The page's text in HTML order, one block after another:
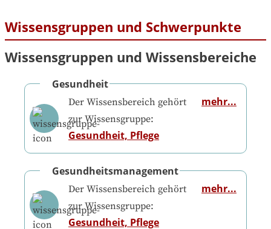
Wissensgruppen und Schwerpunkte
Wissensgruppen und Wissensbereiche
Gesundheit
Der Wissensbereich gehört
zur Wissensgruppe:
Gesundheit, Pflege
mehr...
Gesundheitsmanagement
Der Wissensbereich gehört
zur Wissensgruppe:
Gesundheit, Pflege
mehr...